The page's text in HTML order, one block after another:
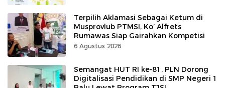
Terpilih Aklamasi Sebagai Ketum di
Musprovlub PTMSI, Ko’ Alfrets
Rumawas Siap Gairahkan Kompetisi
6 Agustus 2026
Semangat HUT RI ke-81, PLN Dorong
Digitalisasi Pendidikan di SMP Negeri 1